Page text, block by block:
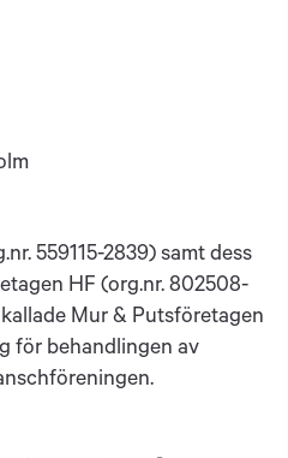
559115-2839) samt dess
HF (org.nr. 802508-
Mur & Putsföretagen
för behandlingen av